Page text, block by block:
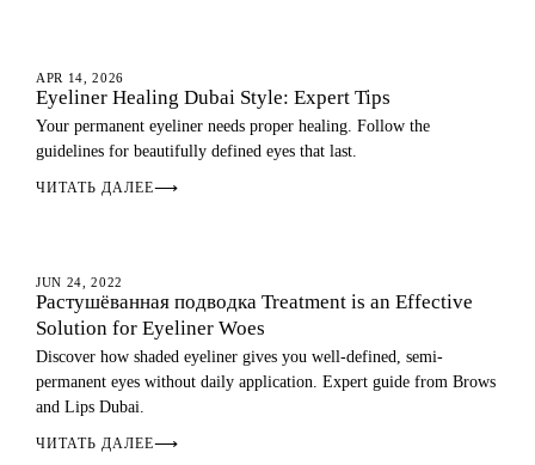
ГЛАЗА
APR 14, 2026
Eyeliner Healing Dubai Style: Expert Tips
Your permanent eyeliner needs proper healing. Follow the
guidelines for beautifully defined eyes that last.
ЧИТАТЬ ДАЛЕЕ⟶
ГЛАЗА
JUN 24, 2022
Растушёванная подводка Treatment is an Effective
Solution for Eyeliner Woes
Discover how shaded eyeliner gives you well-defined, semi-
permanent eyes without daily application. Expert guide from Brows
and Lips Dubai.
ЧИТАТЬ ДАЛЕЕ⟶